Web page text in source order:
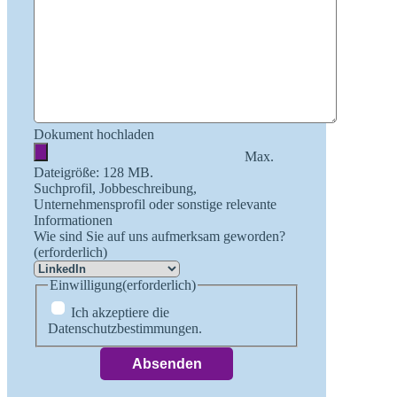
Dokument hochladen
Max.
Dateigröße: 128 MB.
Suchprofil, Jobbeschreibung,
Unternehmensprofil oder sonstige relevante
Informationen
Wie sind Sie auf uns aufmerksam geworden?
(erforderlich)
Einwilligung(erforderlich)
Ich akzeptiere die
Datenschutzbestimmungen.